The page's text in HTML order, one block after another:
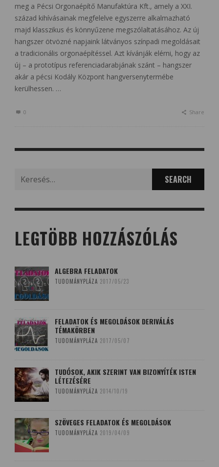
meg a Pécsi Orgonaépítő Manufaktúra Kft., amely a XXI.
század kihívásainak megfelelve egyszerre alkalmazható
majd klasszikus és könnyűzene megszólaltatásához. Az új
hangszer ötvözné napjaink látványos színpadi megoldásait
a tradicionális orgonaépítéssel. Azt kívánják elérni, hogy az
új – a prototípus referenciadarabjának szánt – hangszer
akár a pécsi Kodály Központ hangversenytermébe
kerülhessen. …
0 Share
LEGTÖBB HOZZÁSZÓLÁS
ALGEBRA FELADATOK
TUDOMÁNYPLÁZA 2017/05/23
FELADATOK ÉS MEGOLDÁSOK DERIVÁLÁS
TÉMAKÖRBEN
TUDOMÁNYPLÁZA 2017/05/07
TUDÓSOK, AKIK SZERINT VAN BIZONYÍTÉK ISTEN
LÉTEZÉSÉRE
TUDOMÁNYPLÁZA 2014/10/19
SZÖVEGES FELADATOK ÉS MEGOLDÁSOK
TUDOMÁNYPLÁZA 2019/04/09